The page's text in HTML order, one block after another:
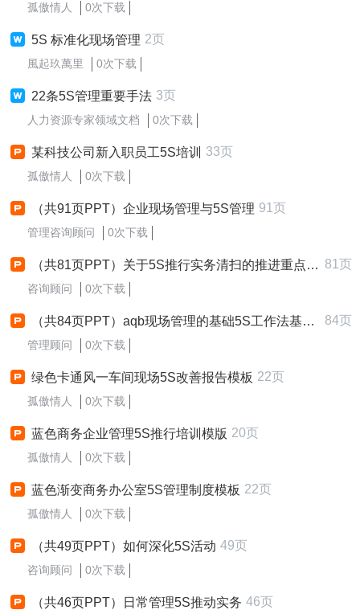
孤傲情人 0次下载
5S 标准化现场管理 2页
風起玖萬里 0次下载
22条5S管理重要手法 3页
人力资源专家领域文档 0次下载
某科技公司新入职员工5S培训 33页
孤傲情人 0次下载
（共91页PPT）企业现场管理与5S管理 91页
管理咨询顾问 0次下载
（共81页PPT）关于5S推行实务清扫的推进重点.ppt 81页
咨询顾问 0次下载
（共84页PPT）aqb现场管理的基础5S工作法基础与实施 84页
管理顾问 0次下载
绿色卡通风一车间现场5S改善报告模板 22页
孤傲情人 0次下载
蓝色商务企业管理5S推行培训模版 20页
孤傲情人 0次下载
蓝色渐变商务办公室5S管理制度模板 22页
孤傲情人 0次下载
（共49页PPT）如何深化5S活动 49页
咨询顾问 0次下载
（共46页PPT）日常管理5S推动实务 46页